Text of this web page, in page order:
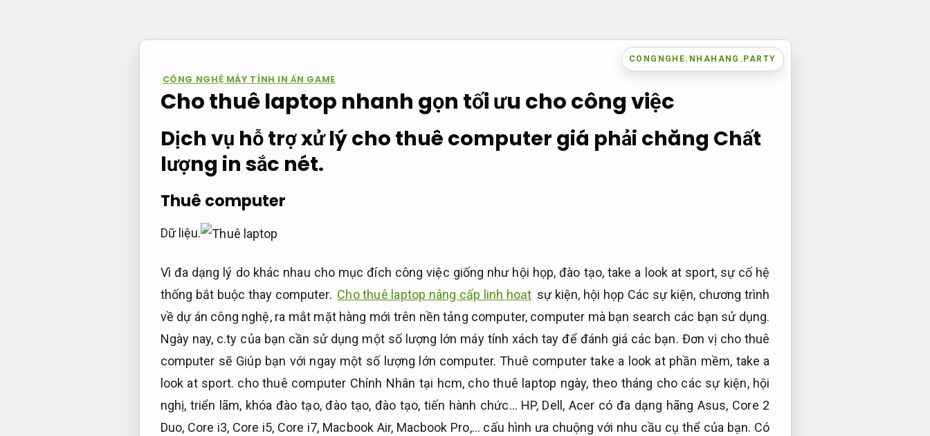
CONGNGHE.NHAHANG.PARTY
CÔNG NGHỆ MÁY TÍNH IN ẤN GAME
Cho thuê laptop nhanh gọn tối ưu cho công việc
Dịch vụ hỗ trợ xử lý cho thuê computer giá phải chăng Chất
lượng in sắc nét.
Thuê computer
Dữ liệu.
Vì đa dạng lý do khác nhau cho mục đích công việc giống như hội họp, đào tạo, take a look at sport, sự cố hệ
thống bắt buộc thay computer. Cho thuê laptop nâng cấp linh hoạt sự kiện, hội họp Các sự kiện, chương trình
về dự án công nghệ, ra mắt mặt hàng mới trên nền tảng computer, computer mà bạn search các bạn sử dụng.
Ngày nay, c.ty của bạn cần sử dụng một số lượng lớn máy tính xách tay để đánh giá các bạn. Đơn vị cho thuê
computer sẽ Giúp bạn với ngay một số lượng lớn computer. Thuê computer take a look at phần mềm, take a
look at sport. cho thuê computer Chính Nhân tại hcm, cho thuê laptop ngày, theo tháng cho các sự kiện, hội
nghị, triển lãm, khóa đào tạo, đào tạo, đào tạo, tiến hành chức… HP, Dell, Acer có đa dạng hãng Asus, Core 2
Duo, Core i3, Core i5, Core i7, Macbook Air, Macbook Pro,… cấu hình ưa chuộng với nhu cầu cụ thể của bạn. Có